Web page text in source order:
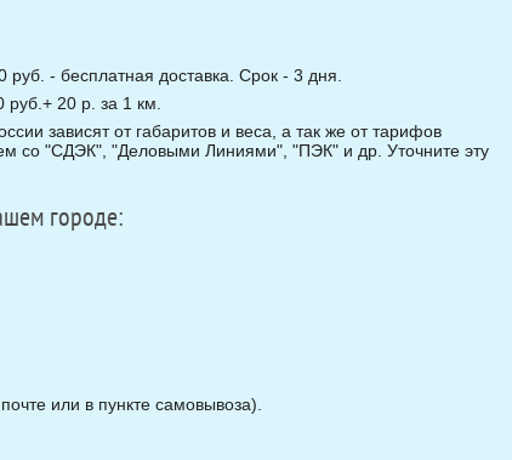
- бесплатная доставка. Срок - 3 дня.
20 р. за 1 км.
зависят от габаритов и веса, а так же от тарифов
со "СДЭК", "Деловыми Линиями", "ПЭК" и др. Уточните эту
городе:
или в пункте самовывоза).